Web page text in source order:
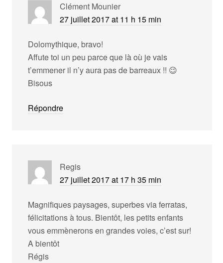
Clément Mounier
27 juillet 2017 at 11 h 15 min
Dolomythique, bravo!
Affute toi un peu parce que là où je vais
t’emmener il n’y aura pas de barreaux !! 😉
Bisous
Répondre
Regis
27 juillet 2017 at 17 h 35 min
Magnifiques paysages, superbes via ferratas,
félicitations à tous. Bientôt, les petits enfants
vous emmènerons en grandes voies, c’est sur!
A bientôt
Régis